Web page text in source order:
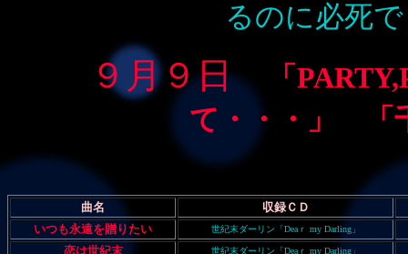
るのに必死
９月９日
「
て・・・」 「
曲名
収録ＣＤ
いつも永遠を贈りたい
世紀末ダーリン「Deaｒ my Darling」
恋は世紀末 世紀末ダーリン「Deaｒ my Darling」